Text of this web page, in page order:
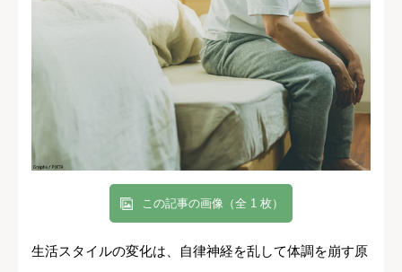
この記事の画像（全 1 枚）
生活スタイルの変化は、自律神経を乱して体調を崩す原